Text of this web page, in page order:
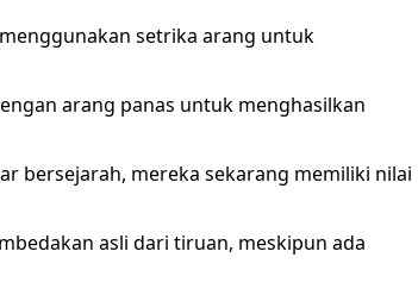
setrika arang untuk
arang panas untuk menghasilkan
bersejarah, mereka sekarang memiliki nilai
asli dari tiruan, meskipun ada